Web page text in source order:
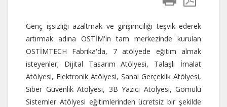
Genç işsizliği azaltmak ve girişimciliği teşvik ederek
artırmak adına OSTİM'in tam merkezinde kurulan
OSTİMTECH Fabrika'da, 7 atölyede eğitim almak
isteyenler; Dijital Tasarım Atölyesi, Talaşlı İmalat
Atölyesi, Elektronik Atölyesi, Sanal Gerçeklik Atölyesi,
Siber Güvenlik Atölyesi, 3B Yazıcı Atölyesi, Gömülü
Sistemler Atölyesi eğitimlerinden ücretsiz bir şekilde